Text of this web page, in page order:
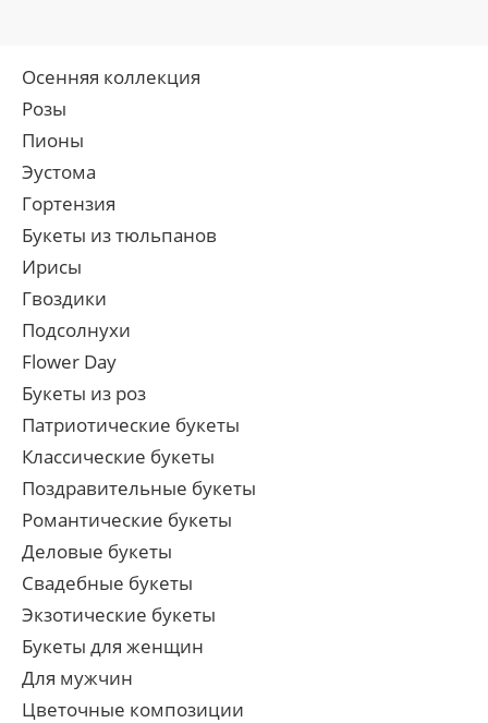
Осенняя коллекция
Розы
Пионы
Эустома
Гортензия
Букеты из тюльпанов
Ирисы
Гвоздики
Подсолнухи
Flower Day
Букеты из роз
Патриотические букеты
Классические букеты
Поздравительные букеты
Романтические букеты
Деловые букеты
Свадебные букеты
Экзотические букеты
Букеты для женщин
Для мужчин
Цветочные композиции